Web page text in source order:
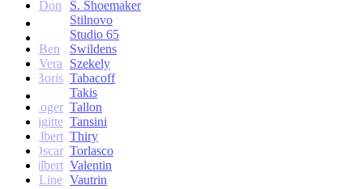
Don
S. Shoemaker
Stilnovo
Studio 65
Ben
Swildens
Vera
Szekely
Boris Tabacoff
Takis
Roger Tallon
Brigitte Tansini
Albert Thiry
Oscar Torlasco
Gilbert Valentin
Line Vautrin